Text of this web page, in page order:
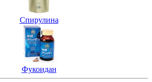
Спирулина
Фукоидан